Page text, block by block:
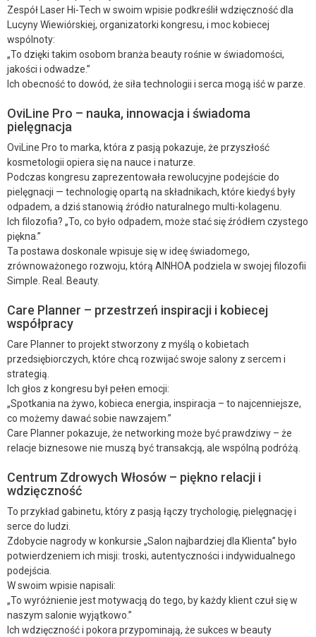
Zespół Laser Hi-Tech w swoim wpisie podkreślił wdzięczność dla
Lucyny Wiewiórskiej, organizatorki kongresu, i moc kobiecej
wspólnoty:
„To dzięki takim osobom branża beauty rośnie w świadomości,
jakości i odwadze.”
Ich obecność to dowód, że siła technologii i serca mogą iść w parze.
OviLine Pro – nauka, innowacja i świadoma
pielęgnacja
OviLine Pro to marka, która z pasją pokazuje, że przyszłość
kosmetologii opiera się na nauce i naturze.
Podczas kongresu zaprezentowała rewolucyjne podejście do
pielęgnacji — technologię opartą na składnikach, które kiedyś były
odpadem, a dziś stanowią źródło naturalnego multi-kolagenu.
Ich filozofia? „To, co było odpadem, może stać się źródłem czystego
piękna.”
Ta postawa doskonale wpisuje się w ideę świadomego,
zrównoważonego rozwoju, którą AINHOA podziela w swojej filozofii
Simple. Real. Beauty.
Care Planner – przestrzeń inspiracji i kobiecej
współpracy
Care Planner to projekt stworzony z myślą o kobietach
przedsiębiorczych, które chcą rozwijać swoje salony z sercem i
strategią.
Ich głos z kongresu był pełen emocji:
„Spotkania na żywo, kobieca energia, inspiracja – to najcenniejsze,
co możemy dawać sobie nawzajem.”
Care Planner pokazuje, że networking może być prawdziwy – że
relacje biznesowe nie muszą być transakcją, ale wspólną podróżą.
Centrum Zdrowych Włosów – piękno relacji i
wdzięczność
To przykład gabinetu, który z pasją łączy trychologię, pielęgnację i
serce do ludzi.
Zdobycie nagrody w konkursie „Salon najbardziej dla Klienta” było
potwierdzeniem ich misji: troski, autentyczności i indywidualnego
podejścia.
W swoim wpisie napisali:
„To wyróżnienie jest motywacją do tego, by każdy klient czuł się w
naszym salonie wyjątkowo.”
Ich wdzięczność i pokora przypominają, że sukces w beauty